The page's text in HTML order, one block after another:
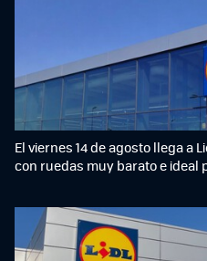
El viernes 14 de agosto llega a
con ruedas muy barato e ideal